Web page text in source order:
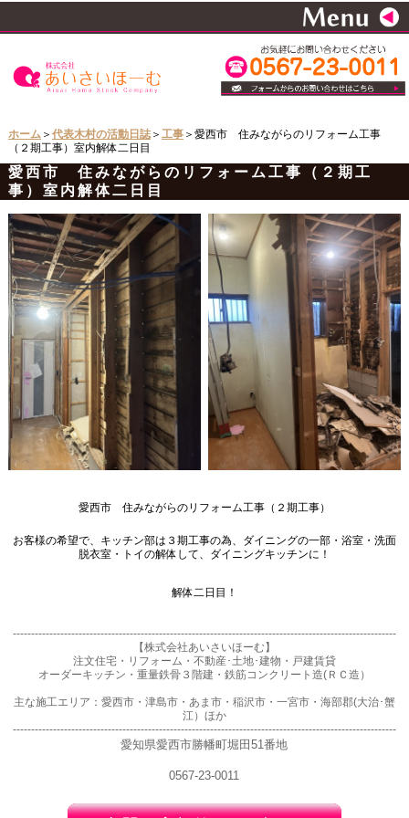
ホーム＞ 代表木村の活動日誌＞ 工事＞愛西市 住みながらのリフォーム工事
（２期工事）室内解体二日目
愛西市 住みながらのリフォーム工事（２期工
事）室内解体二日目
愛西市 住みながらのリフォーム工事（２期工事）
お客様の希望で、キッチン部は３期工事の為、ダイニングの一部・浴室・洗面
脱衣室・トイの解体して、ダイニングキッチンに！
解体二日目！
---------------------------------------------------------------------------------------------------------
【株式会社あいさいほーむ】
注文住宅・リフォーム・不動産･土地･建物・戸建賃貸
オーダーキッチン・重量鉄骨３階建・鉄筋コンクリート造(ＲＣ造）
主な施工エリア：愛西市・津島市・あま市・稲沢市・一宮市・海部郡(大治･蟹
江）ほか
---------------------------------------------------------------------------------------------------------
愛知県愛西市勝幡町堀田51番地
0567-23-0011